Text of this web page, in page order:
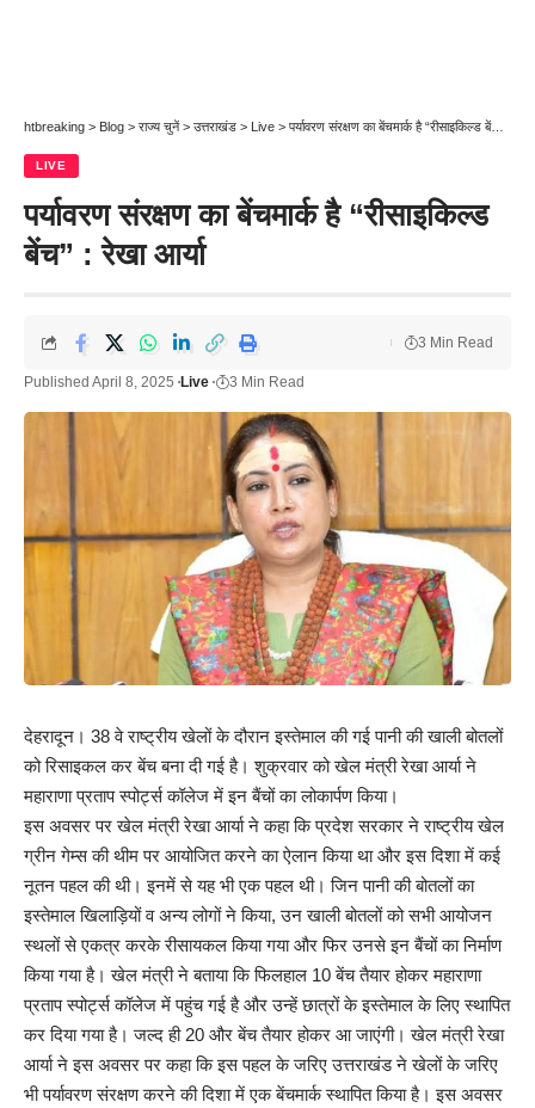
htbreaking > Blog > राज्य चुनें > उत्तराखंड > Live > पर्यावरण संरक्षण का बेंचमार्क है “रीसाइकिल्ड बेंच” : रेखा आर्या
LIVE
पर्यावरण संरक्षण का बेंचमार्क है “रीसाइकिल्ड
बेंच” : रेखा आर्या
Published April 8, 2025 Live 3 Min Read
3 Min Read
देहरादून। 38 वे राष्ट्रीय खेलों के दौरान इस्तेमाल की गई पानी की खाली बोतलों
को रिसाइकल कर बेंच बना दी गई है। शुक्रवार को खेल मंत्री रेखा आर्या ने
महाराणा प्रताप स्पोर्ट्स कॉलेज में इन बैंचों का लोकार्पण किया।
इस अवसर पर खेल मंत्री रेखा आर्या ने कहा कि प्रदेश सरकार ने राष्ट्रीय खेल
ग्रीन गेम्स की थीम पर आयोजित करने का ऐलान किया था और इस दिशा में कई
नूतन पहल की थी। इनमें से यह भी एक पहल थी। जिन पानी की बोतलों का
इस्तेमाल खिलाड़ियों व अन्य लोगों ने किया, उन खाली बोतलों को सभी आयोजन
स्थलों से एकत्र करके रीसायकल किया गया और फिर उनसे इन बैंचों का निर्माण
किया गया है। खेल मंत्री ने बताया कि फिलहाल 10 बेंच तैयार होकर महाराणा
प्रताप स्पोर्ट्स कॉलेज में पहुंच गई है और उन्हें छात्रों के इस्तेमाल के लिए स्थापित
कर दिया गया है। जल्द ही 20 और बेंच तैयार होकर आ जाएंगी। खेल मंत्री रेखा
आर्या ने इस अवसर पर कहा कि इस पहल के जरिए उत्तराखंड ने खेलों के जरिए
भी पर्यावरण संरक्षण करने की दिशा में एक बेंचमार्क स्थापित किया है। इस अवसर